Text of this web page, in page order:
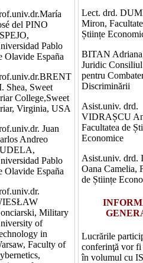
del PINO
Pablo
Olavide España
Shea, Sweet
College,Sweet
Virginia, USA
Juan
Andreo
Pablo
Olavide España
Military
of
in
Faculty of
Lect. drd.
Miron,
Științe
BITAN
Juridic
pentru
Discriminării
Asist.univ. drd.
VIDRAȘCU
Facultatea de
Economice
Asist.univ. drd.
Oana Camelia,
de Științe
Lucrările
conferinţă vor fi
în volumul cu